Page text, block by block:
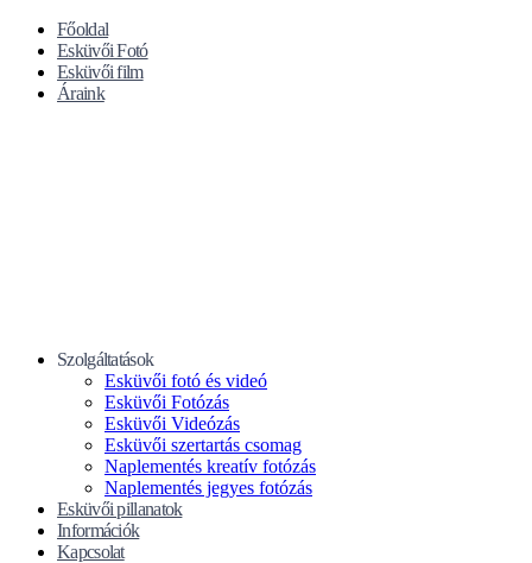
Főoldal
Esküvői Fotó
Esküvői film
Áraink
Szolgáltatások
Esküvői fotó és videó
Esküvői Fotózás
Esküvői Videózás
Esküvői szertartás csomag
Naplementés kreatív fotózás
Naplementés jegyes fotózás
Esküvői pillanatok
Információk
Kapcsolat